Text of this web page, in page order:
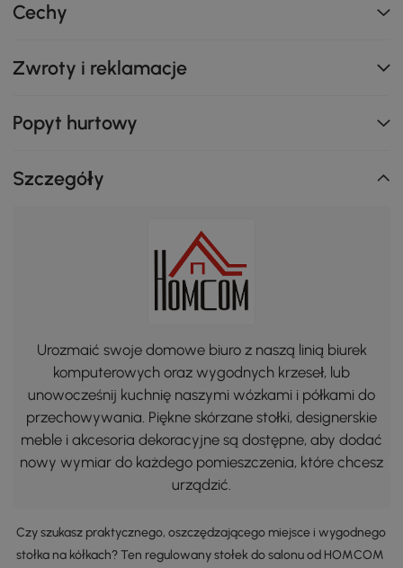
Cechy
Zwroty i reklamacje
Popyt hurtowy
Szczegóły
Urozmaić swoje domowe biuro z naszą linią biurek
komputerowych oraz wygodnych krzeseł, lub
unowocześnij kuchnię naszymi wózkami i półkami do
przechowywania. Piękne skórzane stołki, designerskie
meble i akcesoria dekoracyjne są dostępne, aby dodać
nowy wymiar do każdego pomieszczenia, które chcesz
urządzić.
Czy szukasz praktycznego, oszczędzającego miejsce i wygodnego
stołka na kółkach? Ten regulowany stołek do salonu od HOMCOM